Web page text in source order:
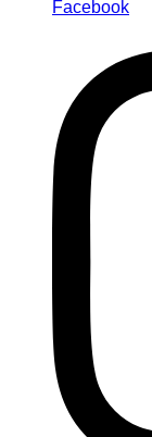
Facebook